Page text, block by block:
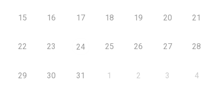
15 16 17 18 19 20 21
22 23 24 25 26 27 28
29 30 31 1 2 3 4